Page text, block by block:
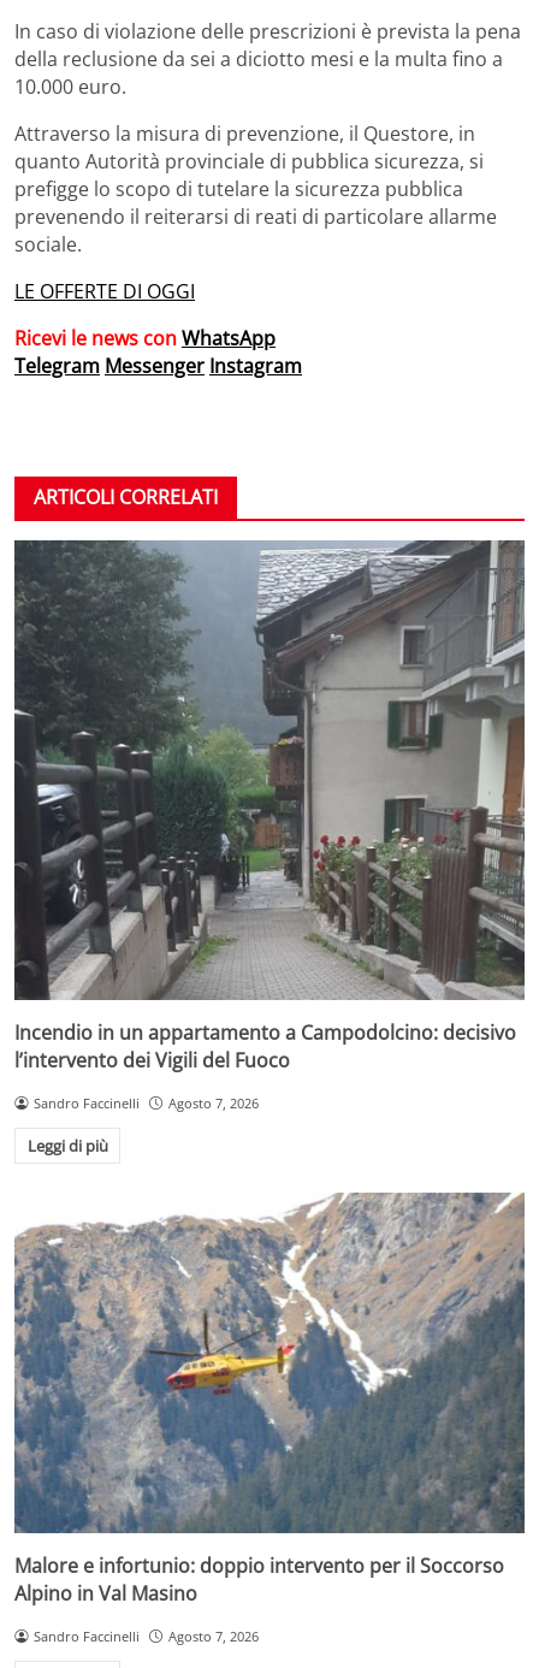
In caso di violazione delle prescrizioni è prevista la pena
della reclusione da sei a diciotto mesi e la multa fino a
10.000 euro.
Attraverso la misura di prevenzione, il Questore, in
quanto Autorità provinciale di pubblica sicurezza, si
prefigge lo scopo di tutelare la sicurezza pubblica
prevenendo il reiterarsi di reati di particolare allarme
sociale.
LE OFFERTE DI OGGI
Ricevi le news conWhatsApp
Telegram Messenger Instagram
ARTICOLI CORRELATI
Incendio in un appartamento a Campodolcino: decisivo
l’intervento dei Vigili del Fuoco
Sandro Faccinelli Agosto 7, 2026
Leggi di più
Malore e infortunio: doppio intervento per il Soccorso
Alpino in Val Masino
Sandro Faccinelli Agosto 7, 2026